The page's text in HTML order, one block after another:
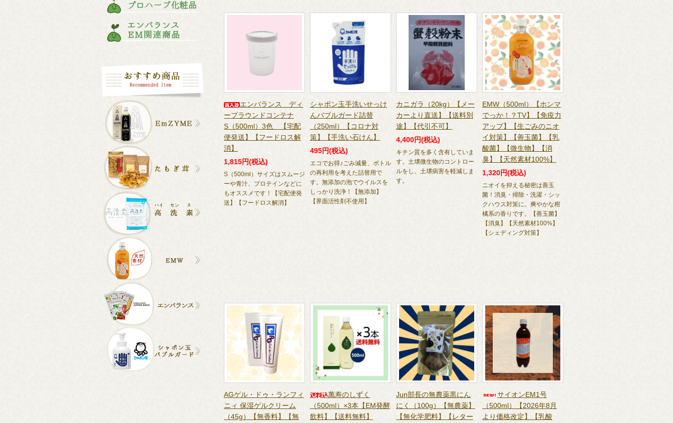
エンバランス ディ
ープラウンドコンテナ
S（500ml）3色 【宅配
便発送】【フードロス解
消】
1,815円(税込)
S（500ml）サイズはスムージ
ーや青汁、プロテインなどに
もオススメです！【宅配便発
送】【フードロス解消】
シャボン玉手洗いせっけ
んバブルガード詰替
（250ml）【コロナ対
策】【手洗い石けん】
495円(税込)
エコでお得♪ごみ減量、ボトル
の再利用を考えた詰替用で
す。無添加の泡でウイルスを
しっかり洗浄！【無添加】
【界面活性剤不使用】
カニガラ（20kg）【メー
カーより直送】【送料別
途】【代引不可】
4,400円(税込)
キチン質を多く含有していま
す。土壌微生物のコントロー
ルをし、土壌病害を軽減しま
す。
EMW（500ml）【ホンマ
でっか！？TV】【免疫力
アップ】【生ごみのニオ
イ対策】【善玉菌】【乳
酸菌】【微生物】【消
臭】【天然素材100%】
1,320円(税込)
ニオイを抑える秘密は善玉
菌！消臭・掃除・洗濯・シッ
クハウス対策に。爽やかな柑
橘系の香りです。【善玉菌】
【消臭】【天然素材100%】
【シェディング対策】
AGゲル・ドゥ・ランフィ
ニィ 保湿ゲルクリーム
（45g）【無香料】【無
萬寿のしずく
（500ml）×3本【EM発酵
飲料】【送料無料】
Jun部長の無農薬黒にん
にく（100g）【無農薬】
【無化学肥料】【レター
サイオンEM1号
（500ml）【2026年8月
より価格改定】【乳酸